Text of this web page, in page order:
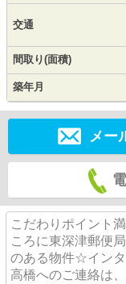
交通
間取り(面積)
築年月
メー
こだわりポイント
ころに東深津郵便
のある物件☆イン
高橋へのご連絡は